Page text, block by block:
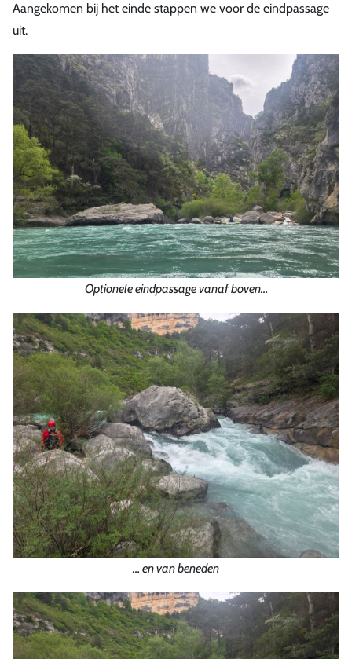
Aangekomen bij het einde stappen we voor de eindpassage
uit.
Optionele eindpassage vanaf boven…
… en van beneden